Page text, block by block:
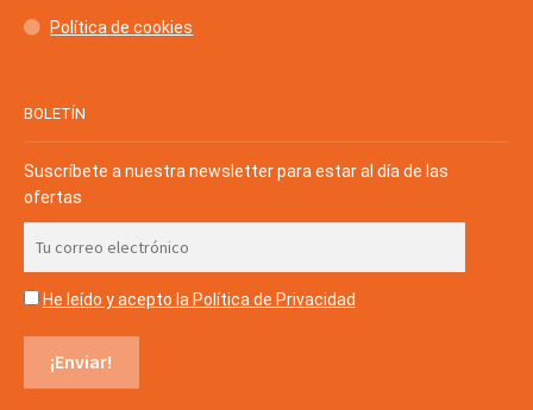
Política de cookies
BOLETÍN
Suscríbete a nuestra newsletter para estar al día de las
ofertas
He leído y acepto la Política de Privacidad